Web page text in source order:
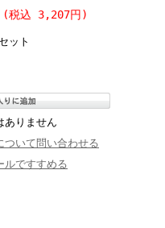
税込 3,207円)
ット
ありません
ついて問い合わせる
ルですすめる